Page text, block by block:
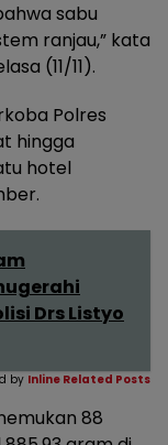
sabu
ranjau,” kata
(11/11).
Polres
hingga
hotel
Drs Listyo
by Inline Related Posts
88